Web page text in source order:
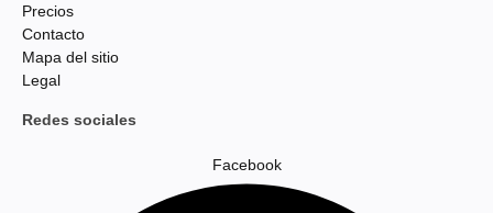
Precios
Contacto
Mapa del sitio
Legal
Redes sociales
Facebook